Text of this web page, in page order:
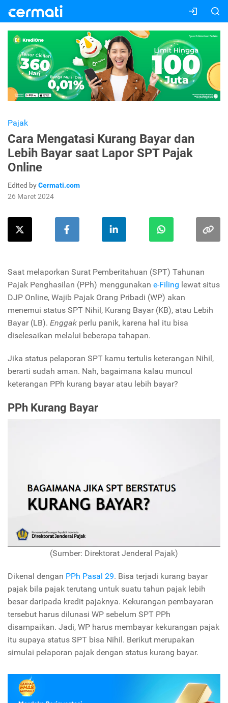
Pajak
Cara Mengatasi Kurang Bayar dan
Lebih Bayar saat Lapor SPT Pajak
Online
Edited byCermati.com
26 Maret 2024
Saat melaporkan Surat Pemberitahuan (SPT) Tahunan
Pajak Penghasilan (PPh) menggunakan e-Filing lewat situs
DJP Online, Wajib Pajak Orang Pribadi (WP) akan
menemui status SPT Nihil, Kurang Bayar (KB), atau Lebih
Bayar (LB). Enggak perlu panik, karena hal itu bisa
diselesaikan melalui beberapa tahapan.
Jika status pelaporan SPT kamu tertulis keterangan Nihil,
berarti sudah aman. Nah, bagaimana kalau muncul
keterangan PPh kurang bayar atau lebih bayar?
PPh Kurang Bayar
(Sumber: Direktorat Jenderal Pajak)
Dikenal dengan PPh Pasal 29. Bisa terjadi kurang bayar
pajak bila pajak terutang untuk suatu tahun pajak lebih
besar daripada kredit pajaknya. Kekurangan pembayaran
tersebut harus dilunasi WP sebelum SPT PPh
disampaikan. Jadi, WP harus membayar kekurangan pajak
itu supaya status SPT bisa Nihil. Berikut merupakan
simulai pelaporan pajak dengan status kurang bayar.